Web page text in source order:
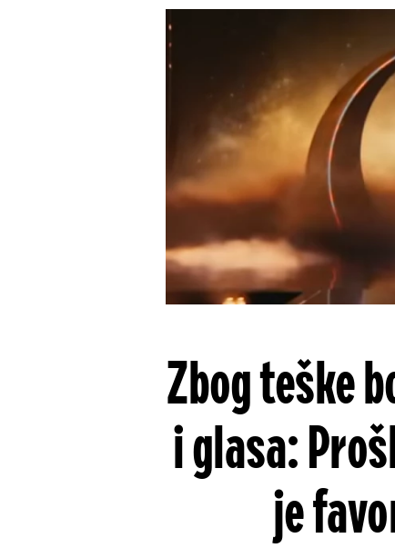
Zbog teške
i glasa:
je